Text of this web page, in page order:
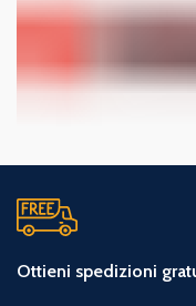
Ottieni spedizioni